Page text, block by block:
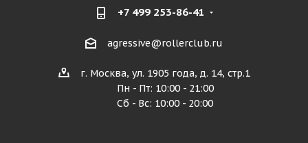
+7 499 253-86-41
agressive@rollerclub.ru
г. Москва, ул. 1905 года, д. 14, стр.1
Пн - Пт: 10:00 - 21:00
Сб - Вс: 10:00 - 20:00